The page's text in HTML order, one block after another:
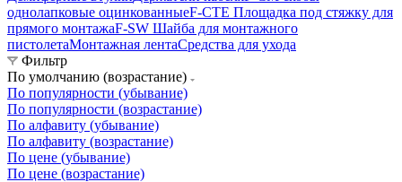
однолапковые оцинкованныеF-CTE Площадка под стяжку для
прямого монтажаF-SW Шайба для монтажного
пистолетаМонтажная лентаСредства для ухода
Фильтр
По умолчанию (возрастание)
По популярности (убывание)
По популярности (возрастание)
По алфавиту (убывание)
По алфавиту (возрастание)
По цене (убывание)
По цене (возрастание)